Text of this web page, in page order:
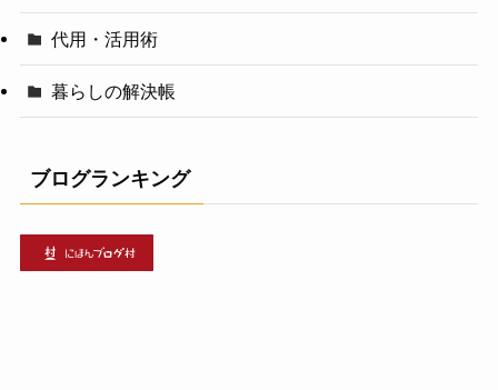
代用・活用術
暮らしの解決帳
ブログランキング